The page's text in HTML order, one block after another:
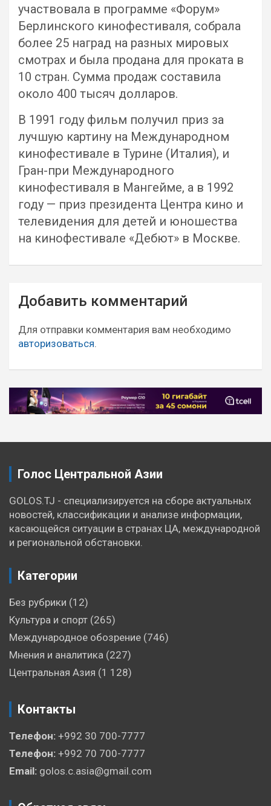
участвовала в программе «Форум»
Берлинского кинофестиваля, собрала
более 25 наград на разных мировых
смотрах и была продана для проката в
10 стран. Сумма продаж составила
около 400 тысяч долларов.
В 1991 году фильм получил приз за
лучшую картину на Международном
кинофестивале в Турине (Италия), и
Гран-при Международного
кинофестиваля в Мангейме, а в 1992
году — приз президента Центра кино и
телевидения для детей и юношества
на кинофестивале «Дебют» в Москве.
Навигация
по
записям
Добавить комментарий
Для отправки комментария вам необходимо
авторизоваться.
Голос Центральной Азии
GOLOS.TJ - специализируется на сборе актуальных
новостей, классификации и анализе информации,
касающейся ситуации в странах ЦА, международной
и региональной обстановки.
Категории
Без рубрики (12)
Культура и спорт (265)
Международное обозрение (746)
Мнения и аналитика (227)
Центральная Азия (1 128)
Контакты
Телефон: +992 30 700-7777
Телефон: +992 70 700-7777
Email: golos.c.asia@gmail.com